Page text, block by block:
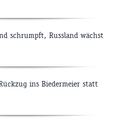
schrumpft, Russland wächst
ins Biedermeier statt